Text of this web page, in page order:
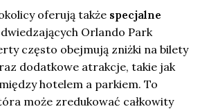
oferują także specjalne
Orlando Park
często obejmują zniżki na bilety
dodatkowe atrakcje, takie jak
hotelem a parkiem. To
może zredukować całkowity